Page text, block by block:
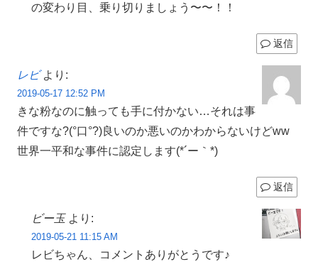
の変わり目、乗り切りましょう〜〜！！
返信
レビ より:
2019-05-17 12:52 PM
きな粉なのに触っても手に付かない…それは事
件ですな?(°口°?)良いのか悪いのかわからないけどww
世界一平和な事件に認定します(*´ー｀*)
返信
ビー玉 より:
2019-05-21 11:15 AM
レビちゃん、コメントありがとうです♪